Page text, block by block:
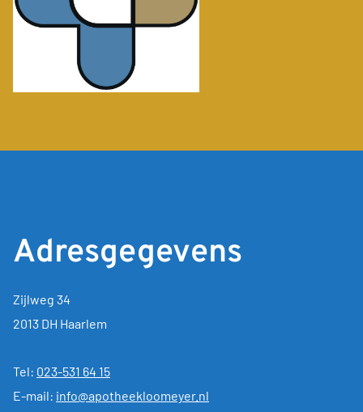
Adresgegevens
Zijlweg 34
2013 DH Haarlem
Tel: 023-531 64 15
E-mail: info@apotheekloomeyer.nl